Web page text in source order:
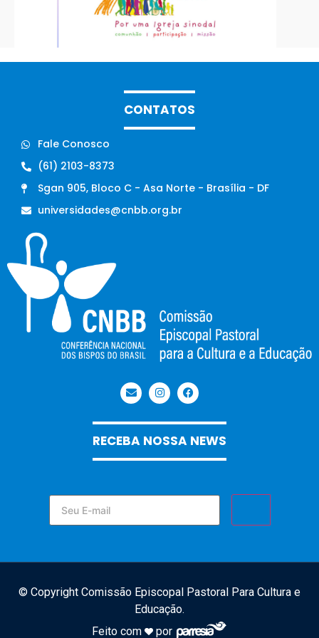
CONTATOS
Fale Conosco
(61) 2103-8373
Sgan 905, Bloco C - Asa Norte - Brasília - DF
universidades@cnbb.org.br
RECEBA NOSSA NEWS
© Copyright Comissão Episcopal Pastoral Para Cultura e
Educação.
Feito com
por